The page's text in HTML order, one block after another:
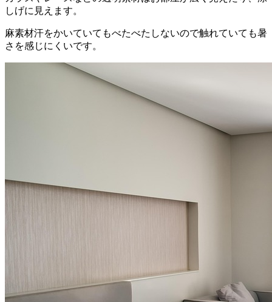
しげに見えます。
麻素材汗をかいていてもべたべたしないので触れていても暑
さを感じにくいです。